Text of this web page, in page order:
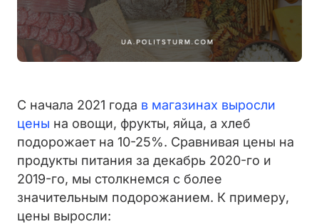
С начала 2021 года в магазинах выросли
цены на овощи, фрукты, яйца, а хлеб
подорожает на 10-25%. Сравнивая цены на
продукты питания за декабрь 2020-го и
2019-го, мы столкнемся с более
значительным подорожанием. К примеру,
цены выросли: